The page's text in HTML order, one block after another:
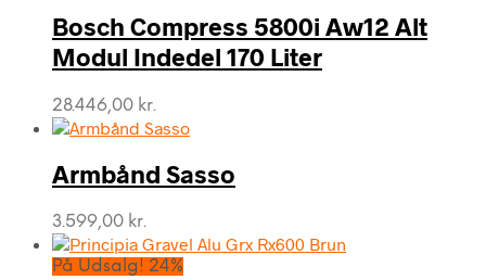
Bosch Compress 5800i Aw12 Alt
Modul Indedel 170 Liter
28.446,00 kr.
Armbånd Sasso
3.599,00 kr.
På Udsalg! 24%